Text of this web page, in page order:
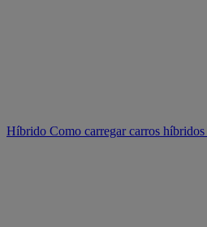
Híbrido Como carregar carros